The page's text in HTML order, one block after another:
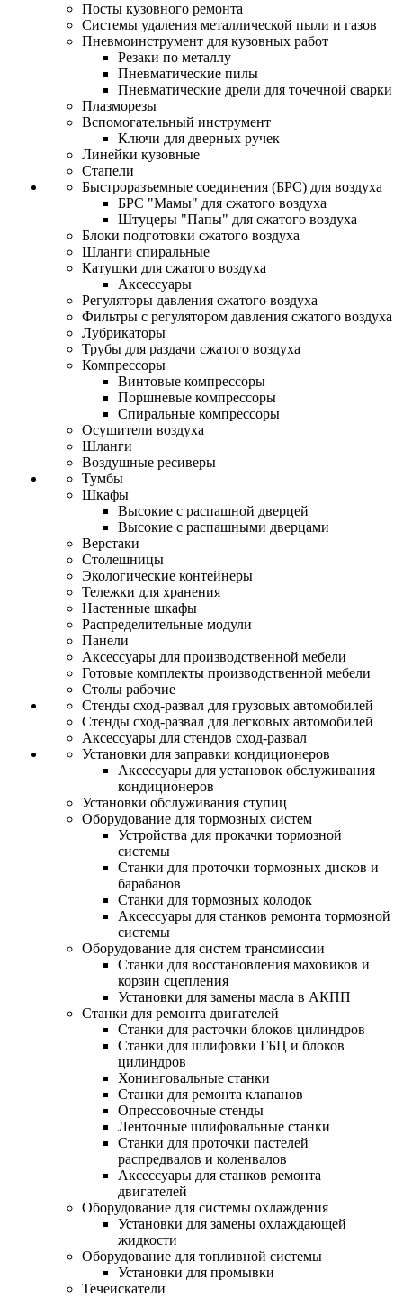
Посты кузовного ремонта
Системы удаления металлической пыли и газов
Пневмоинструмент для кузовных работ
Резаки по металлу
Пневматические пилы
Пневматические дрели для точечной сварки
Плазморезы
Вспомогательный инструмент
Ключи для дверных ручек
Линейки кузовные
Стапели
Быстроразъемные соединения (БРС) для воздуха
БРС "Мамы" для сжатого воздуха
Штуцеры "Папы" для сжатого воздуха
Блоки подготовки сжатого воздуха
Шланги спиральные
Катушки для сжатого воздуха
Аксессуары
Регуляторы давления сжатого воздуха
Фильтры с регулятором давления сжатого воздуха
Лубрикаторы
Трубы для раздачи сжатого воздуха
Компрессоры
Винтовые компрессоры
Поршневые компрессоры
Спиральные компрессоры
Осушители воздуха
Шланги
Воздушные ресиверы
Тумбы
Шкафы
Высокие с распашной дверцей
Высокие с распашными дверцами
Верстаки
Столешницы
Экологические контейнеры
Тележки для хранения
Настенные шкафы
Распределительные модули
Панели
Аксессуары для производственной мебели
Готовые комплекты производственной мебели
Столы рабочие
Стенды сход-развал для грузовых автомобилей
Стенды сход-развал для легковых автомобилей
Аксессуары для стендов сход-развал
Установки для заправки кондиционеров
Аксессуары для установок обслуживания
кондиционеров
Установки обслуживания ступиц
Оборудование для тормозных систем
Устройства для прокачки тормозной
системы
Станки для проточки тормозных дисков и
барабанов
Станки для тормозных колодок
Аксессуары для станков ремонта тормозной
системы
Оборудование для систем трансмиссии
Станки для восстановления маховиков и
корзин сцепления
Установки для замены масла в АКПП
Станки для ремонта двигателей
Станки для расточки блоков цилиндров
Станки для шлифовки ГБЦ и блоков
цилиндров
Хонинговальные станки
Станки для ремонта клапанов
Опрессовочные стенды
Ленточные шлифовальные станки
Станки для проточки пастелей
распредвалов и коленвалов
Аксессуары для станков ремонта
двигателей
Оборудование для системы охлаждения
Установки для замены охлаждающей
жидкости
Оборудование для топливной системы
Установки для промывки
Течеискатели